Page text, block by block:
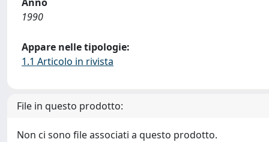
1990
Appare nelle tipologie:
1.1 Articolo in rivista
File in questo prodotto:
Non ci sono file associati a questo prodotto.